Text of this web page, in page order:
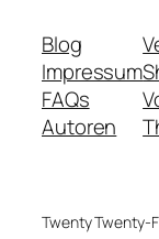
Blog
Impressum
FAQs
Autoren
Twenty Twenty-